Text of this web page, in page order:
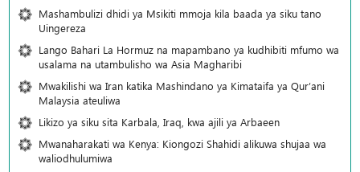
Mashambulizi dhidi ya Msikiti mmoja kila baada ya siku tano
Uingereza
Lango Bahari La Hormuz na mapambano ya kudhibiti mfumo wa
usalama na utambulisho wa Asia Magharibi
Mwakilishi wa Iran katika Mashindano ya Kimataifa ya Qur’ani
Malaysia ateuliwa
Likizo ya siku sita Karbala, Iraq, kwa ajili ya Arbaeen
Mwanaharakati wa Kenya: Kiongozi Shahidi alikuwa shujaa wa
waliodhulumiwa